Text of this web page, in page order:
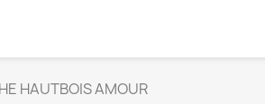
HAUTBOIS AMOUR